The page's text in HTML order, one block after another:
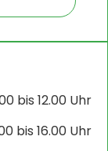
bis 12.00 Uhr
bis 16.00 Uhr